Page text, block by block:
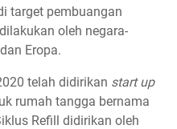
target pembuangan
oleh negara-
Eropa.
telah didirikan start up
rumah tangga bernama
Refill didirikan oleh